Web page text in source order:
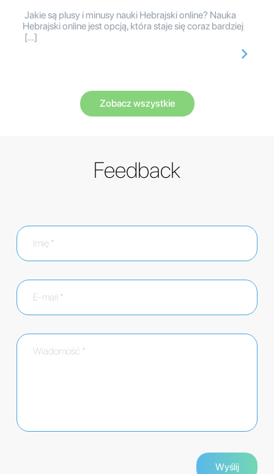
Jakie są plusy i minusy nauki Hebrajski online? Nauka
Hebrajski online jest opcją, która staje się coraz bardziej
[…]
Zobacz wszystkie
Feedback